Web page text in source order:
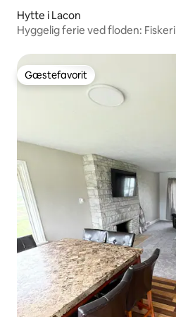
Hytte i Lacon
Hyggelig ferie ved floden:
Gæstefavorit
Gæstefavorit